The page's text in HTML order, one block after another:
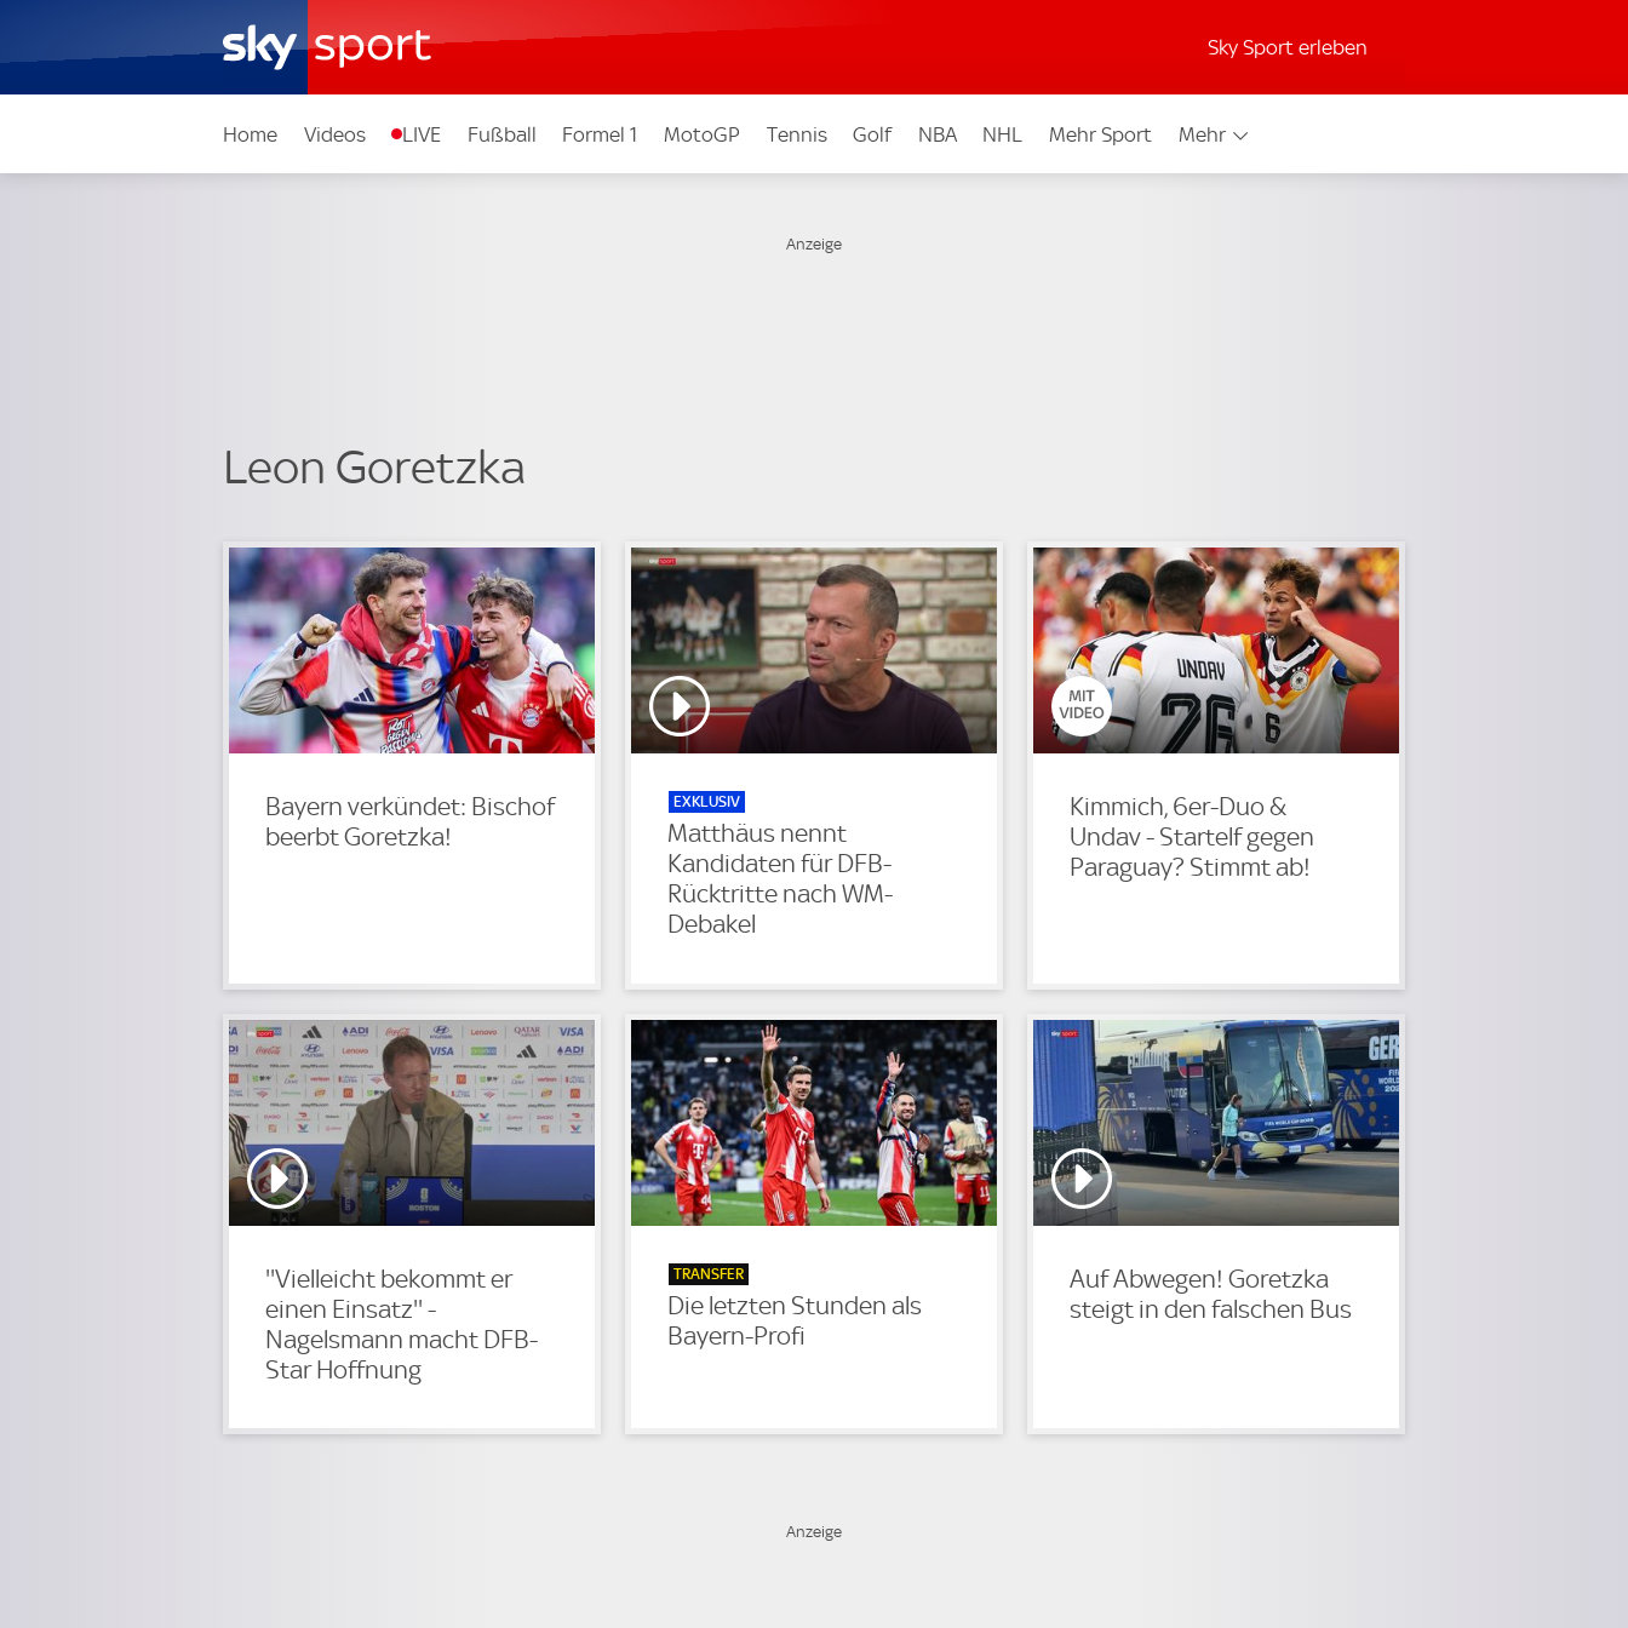
Sky Sport erleben
Home Videos LIVE Fußball Formel 1 MotoGP Tennis Golf NBA NHL Mehr Sport Mehr
Leon Goretzka
Bayern verkündet: Bischof
beerbt Goretzka!
EXKLUSIV
Matthäus nennt
Kandidaten für DFB-
Rücktritte nach WM-
Debakel
Kimmich, 6er-Duo &
Undav - Startelf gegen
Paraguay? Stimmt ab!
''Vielleicht bekommt er
einen Einsatz'' -
Nagelsmann macht DFB-
Star Hoffnung
TRANSFER
Die letzten Stunden als
Bayern-Profi
Auf Abwegen! Goretzka
steigt in den falschen Bus